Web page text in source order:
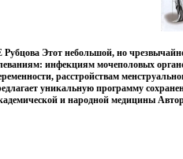
Рубцова Этот небольшой, но
инфекциям мочеполовых
расстройствам
уникальную программу
и народной медицины